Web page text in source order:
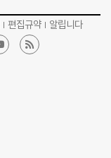
편집규약 알립니다